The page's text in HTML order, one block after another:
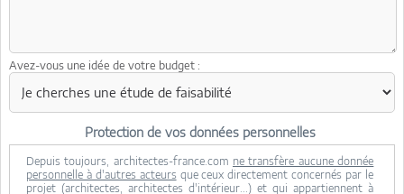
Avez-vous une idée de votre budget :
Protection de vos données personnelles
Depuis toujours, architectes-france.com ne transfère aucune donnée
personnelle à d'autres acteurs que ceux directement concernés par le
projet (architectes, architectes d'intérieur...) et qui appartiennent à